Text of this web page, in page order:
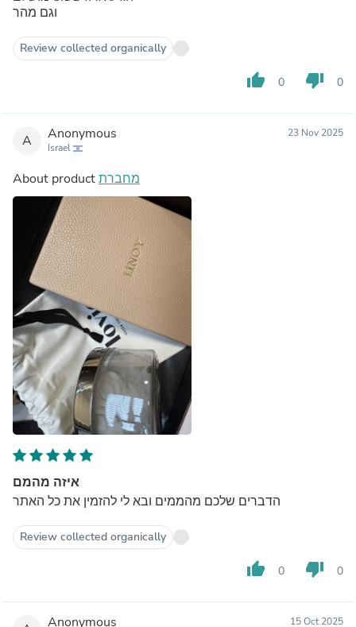
וגם מהר
Review collected organically
thumb_up 0 thumb_down 0
A Anonymous
Israel
23 Nov 2025
About productמחברת
איזה מהמם
הדברים שלכם מהממים ובא לי להזמין את כל האתר
Review collected organically
thumb_up 0 thumb_down 0
Anonymous 15 Oct 2025